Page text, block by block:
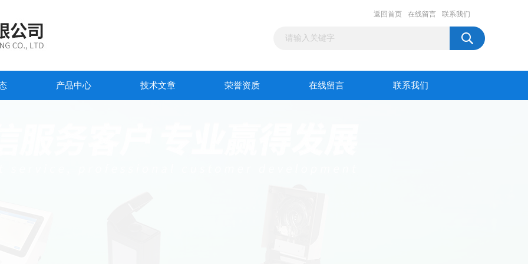
返回首页 在线留言 联系我们
产品中心 技术文章 荣誉资质 在线留言 联系我们